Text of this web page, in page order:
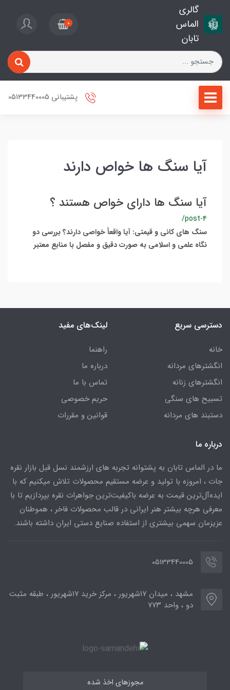
گالری
الماس
تابان
0
پشتیبانی 05133440005
آیا سنگ ها خواص دارند
آیا سنگ ها دارای خواص هستند ؟
/post-4
سنگ های کانی و قیمتی: آیا واقعاً خواصی دارند؟ بررسی دو
نگاه علمی و اسلامی به صورت دقیق و مفصل با منابع معتبر
دسترسی سریع
خانه
انگشترهای مردانه
انگشترهای زنانه
تسبیح های سنگی
دستبند های مردانه
لینک‌های مفید
راهنما
درباره ما
تماس با ما
حریم خصوصی
قوانین و مقررات
درباره ما
ما در الماس تابان به پشتوانه تجربه های ارزشمند نسل قبل بازار نقره
جات ، امروزه با تولید و عرضه مستقیم محصولات تلاش میکنیم که با
ایده‌آل‌ترین قیمت به عرضه باکیفیت‌ترین جواهرات نقره بپردازیم تا با
معرفی هرچه بیشتر هنر ایرانی در قالب محصولات فاخر ، هموطنان
عزیزمان سهمی بیشتری از استفاده صنایع دستی ایران داشته باشند.
05133440005
مشهد ، میدان ۱۷شهریور ، مرکز خرید ۱۷شهریور ، طبقه مثبت
دو ، واحد ۷۷۳
مجوزهای اخذ شده